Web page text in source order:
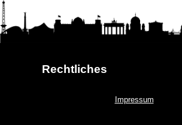
Rechtliches
Impressum